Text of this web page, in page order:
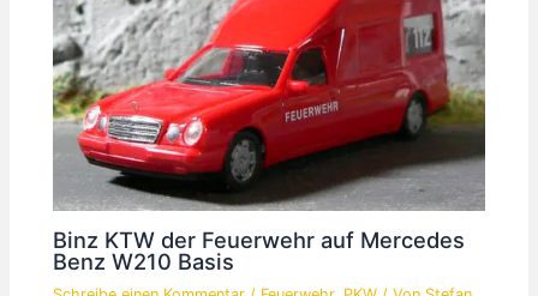
Binz KTW der Feuerwehr auf Mercedes
Benz W210 Basis